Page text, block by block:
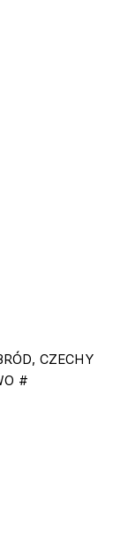
CZECHY
#